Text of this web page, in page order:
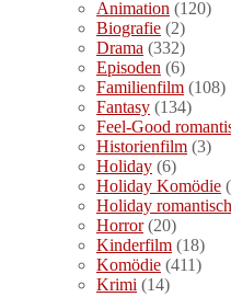
Animation (120)
Biografie (2)
Drama (332)
Episoden (6)
Familienfilm (108)
Fantasy (134)
Feel-Good
Historienfilm (3)
Holiday (6)
Holiday Komödie
Holiday
Horror(20)
Kinderfilm (18)
Komödie (411)
Krimi (14)